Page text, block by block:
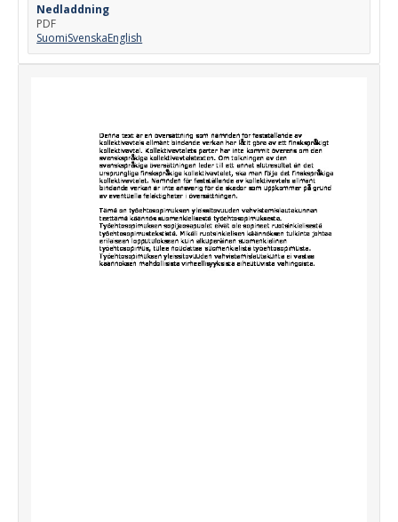
Nedladdning
PDF
SuomiSvenskaEnglish